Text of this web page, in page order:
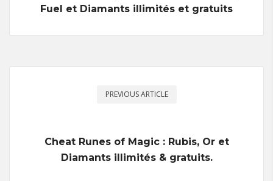
Fuel et Diamants illimités et gratuits
PREVIOUS ARTICLE
Cheat Runes of Magic : Rubis, Or et
Diamants illimités & gratuits.